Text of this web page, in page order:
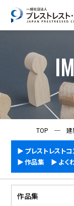
TOP ─ 建
プレストレスト
作品集
よく
作品集